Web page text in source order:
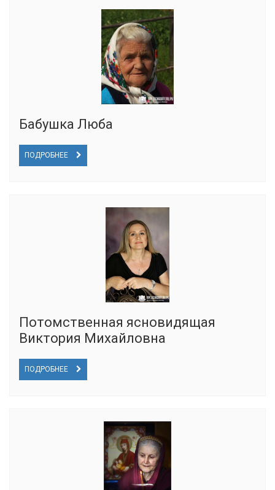
Бабушка Люба
ПОДРОБНЕЕ
Потомственная ясновидящая
Виктория Михайловна
ПОДРОБНЕЕ